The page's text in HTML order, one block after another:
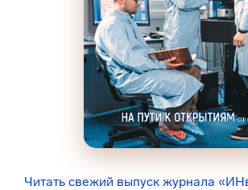
Читать свежий выпуск журнала